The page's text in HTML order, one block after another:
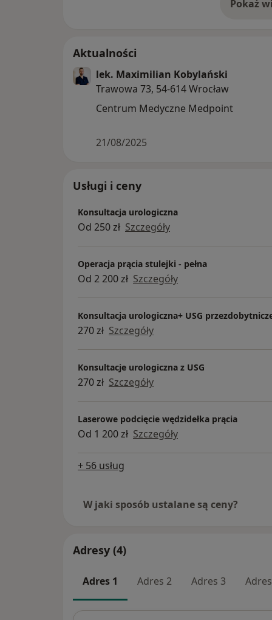
Pokaż o
Aktualności
lek. Maximilian Kobylański
Trawowa 73, 54-614 Wrocław
Centrum Medyczne Medpoint
21/08/2025
Usługi i ceny
Konsultacja urologiczna
Od 250 zł Szczegóły
Operacja prącia stulejki - pełna
Od 2 200 zł Szczegóły
Konsultacja urologiczna+ USG
270 zł Szczegóły
Konsultacje urologiczna z USG
270 zł Szczegóły
Laserowe podcięcie wędzidełka prącia
Od 1 200 zł Szczegóły
+ 56 usług
W jaki sposób ustalane są ceny?
Adresy (4)
Adres 1 Adres 2 Adres 3